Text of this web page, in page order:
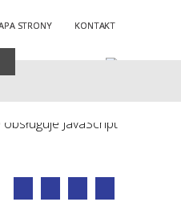
STRONY KONTAKT
JavaScript